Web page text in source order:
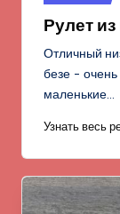
в
Рулет
Отличный
безе -
маленькие…
Узнать весь